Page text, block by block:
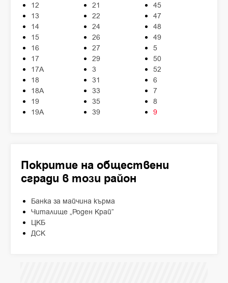
12
13
14
15
16
17
17А
18
18А
19
19А
21
22
24
26
27
29
3
31
33
35
39
45
47
48
49
5
50
52
6
7
8
9
Покритие на обществени
сгради в този район
Банка за майчина кърма
Читалище „Роден Край”
ЦКБ
ДСК